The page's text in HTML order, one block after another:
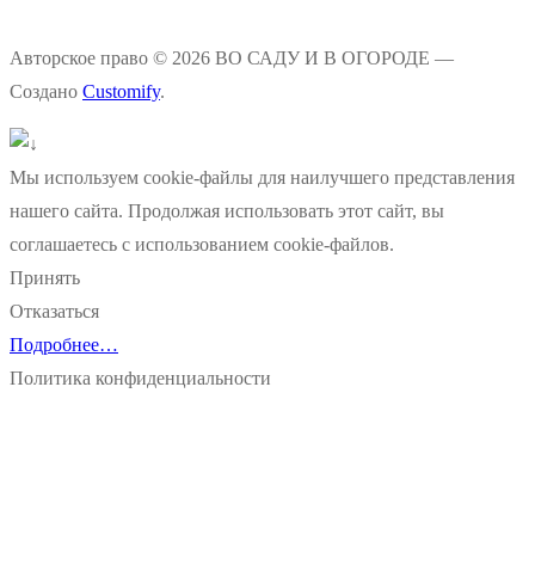
Авторское право © 2026 ВО САДУ И В ОГОРОДЕ —
Создано Customify.
Мы используем cookie-файлы для наилучшего представления
нашего сайта. Продолжая использовать этот сайт, вы
соглашаетесь с использованием cookie-файлов.
Принять
Отказаться
Подробнее…
Политика конфиденциальности